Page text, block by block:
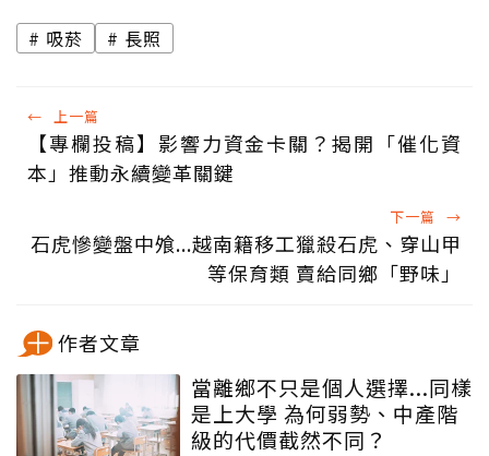
吸菸 長照
← 上一篇
【專欄投稿】影響力資金卡關？揭開「催化資
本」推動永續變革關鍵
下一篇 →
石虎慘變盤中飧...越南籍移工獵殺石虎、穿山甲
等保育類 賣給同鄉「野味」
作者文章
當離鄉不只是個人選擇...同樣
是上大學 為何弱勢、中產階
級的代價截然不同？